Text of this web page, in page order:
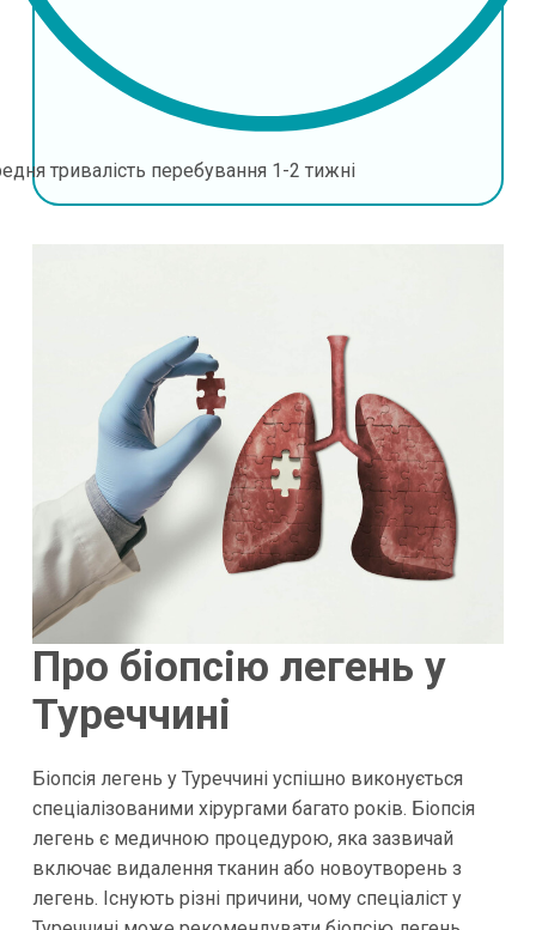
тривалість перебування 1-2 тижні
Про біопсію легень у
Туреччині
Біопсія легень у Туреччині успішно виконується
спеціалізованими хірургами багато років. Біопсія
легень є медичною процедурою, яка зазвичай
включає видалення тканин або новоутворень з
легень. Існують різні причини, чому спеціаліст у